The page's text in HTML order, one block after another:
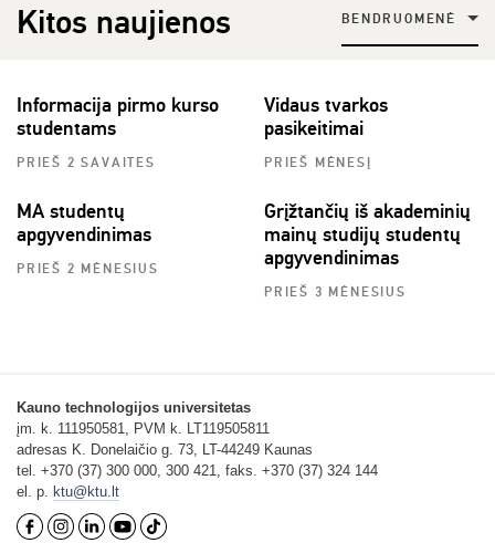
Kitos naujienos BENDRUOMENĖ
Informacija pirmo kurso
studentams
PRIEŠ 2 SAVAITES
Vidaus tvarkos
pasikeitimai
PRIEŠ MĖNESĮ
MA studentų
apgyvendinimas
PRIEŠ 2 MĖNESIUS
Grįžtančių iš akademinių
mainų studijų studentų
apgyvendinimas
PRIEŠ 3 MĖNESIUS
Kauno technologijos universitetas
įm. k. 111950581, PVM k. LT119505811
adresas K. Donelaičio g. 73, LT-44249 Kaunas
tel. +370 (37) 300 000, 300 421, faks. +370 (37) 324 144
el. p.
ktu@ktu.lt